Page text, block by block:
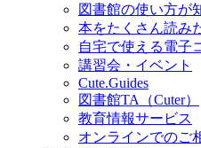
図書館の使い方が
本をたくさん読み
自宅で使える電子
講習会・イベント
Cute.Guides
図書館TA（Cuter）
教育情報サービス
オンラインでのご